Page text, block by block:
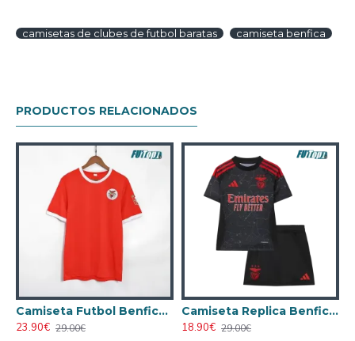
camisetas de clubes de futbol baratas camiseta benfica
PRODUCTOS RELACIONADOS
Camiseta Futbol Benfica Local Primera Equipacion 1972/1973 Retro Clasico
23.90€ 29.00€
Camiseta Replica Benfica Segunda Equipacion 2024/2025 (Camiseta + Pantalón Corto)
18.90€ 29.00€